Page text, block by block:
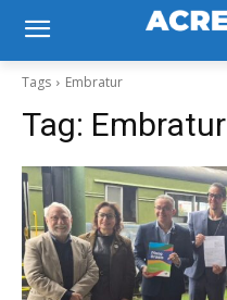
Tags Embratur
Tag: Embratur